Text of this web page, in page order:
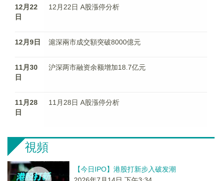
12月22
日
12月22日 A股漲停分析
12月9日 滬深兩市成交額突破8000億元
11月30
日
沪深两市融资余额增加18.7亿元
11月28
日
11月28日 A股漲停分析
視頻
【今日IPO】港股打新步入破发潮